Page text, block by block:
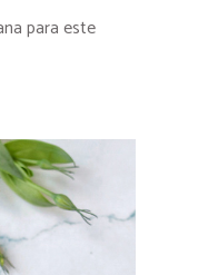
para este